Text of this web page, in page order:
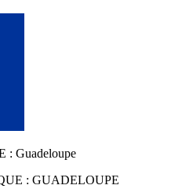
Guadeloupe
: GUADELOUPE